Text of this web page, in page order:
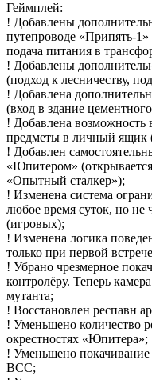
Геймплей:
! Добавлены
путепроводе «Припять-
подача питания в
! Добавлены
(подход к лесничеству,
! Добавлена
(вход в здание
! Добавлена возможность
предметы в личный ящик
! Добавлен
«Юпитером»
«Опытный сталкер»);
! Изменена система
любое время суток, но не
(игровых);
! Изменена логика
только при первой
! Убрано чрезмерное
контролёру. Теперь
мутанта;
! Восстановлен респавн
! Уменьшено количество
окрестностях «Юпитера»;
! Уменьшено
ВСС;